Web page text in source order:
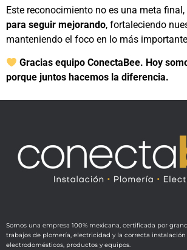
Este reconocimiento no es una meta final,
para seguir mejorando, fortaleciendo
manteniendo el foco en lo más
Gracias equipo ConectaBee. Hoy
porque juntos hacemos la diferencia.
Somos una empresa 100% mexicana, certificada por
trabajos de plomería, electricidad y la correcta
electrodomésticos, productos y equipos.